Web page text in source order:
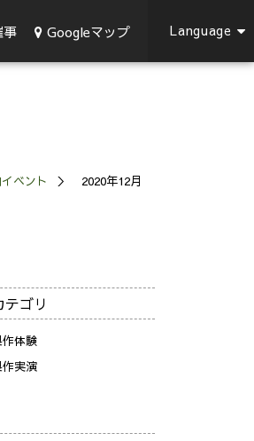
事 Googleマップ Language
ベント 2020年12月
テゴリ
体験
実演